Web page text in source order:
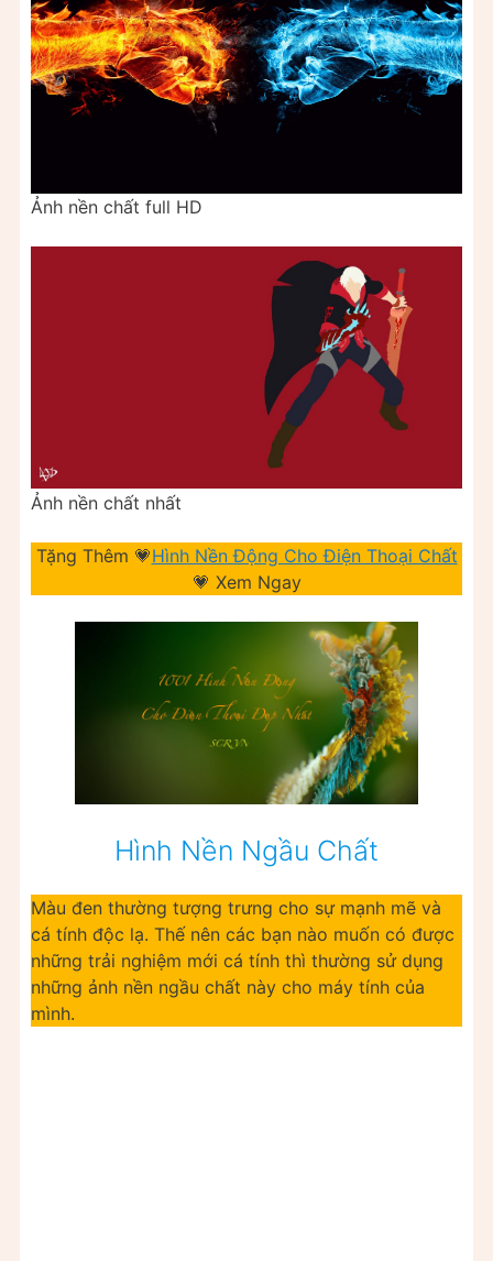
Ảnh nền chất full HD
Ảnh nền chất nhất
Tặng Thêm 💗Hình Nền Động Cho Điện Thoại Chất
💗 Xem Ngay
Hình Nền Ngầu Chất
Màu đen thường tượng trưng cho sự mạnh mẽ và
cá tính độc lạ. Thế nên các bạn nào muốn có được
những trải nghiệm mới cá tính thì thường sử dụng
những ảnh nền ngầu chất này cho máy tính của
mình.